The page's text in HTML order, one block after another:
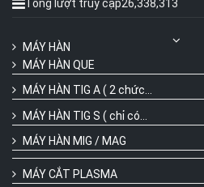
Tổng lượt truy cập26,338,313
MÁY HÀN
MÁY HÀN QUE
MÁY HÀN TIG A ( 2 chức...
MÁY HÀN TIG S ( chỉ có...
MÁY HÀN MIG / MAG
MÁY CẮT PLASMA